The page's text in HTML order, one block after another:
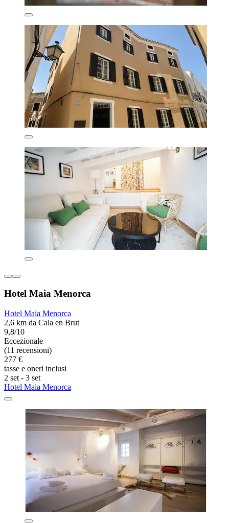
Hotel Maia Menorca
Hotel Maia Menorca
2,6 km da Cala en Brut
9,8/10
Eccezionale
(11 recensioni)
277 €
tasse e oneri inclusi
2 set - 3 set
Hotel Maia Menorca